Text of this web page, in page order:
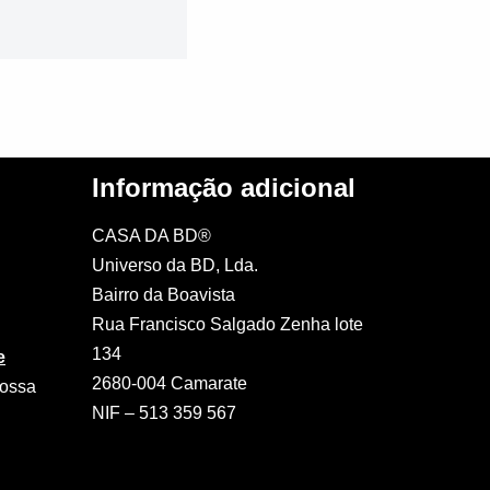
Informação adicional
CASA DA BD®
Universo da BD, Lda.
Bairro da Boavista
Rua Francisco Salgado Zenha lote
134
2680-004 Camarate
NIF – 513 359 567